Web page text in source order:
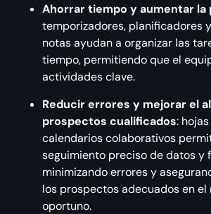
Ahorrar tiempo y aumentar
temporizadores, planificadores
notas ayudan a organizar las
tiempo, permitiendo que el
actividades clave.
Reducir errores y mejorar el
prospectos cualificados:
calendarios colaborativos
seguimiento preciso de datos y
minimizando errores y
los prospectos adecuados en el
oportuno.